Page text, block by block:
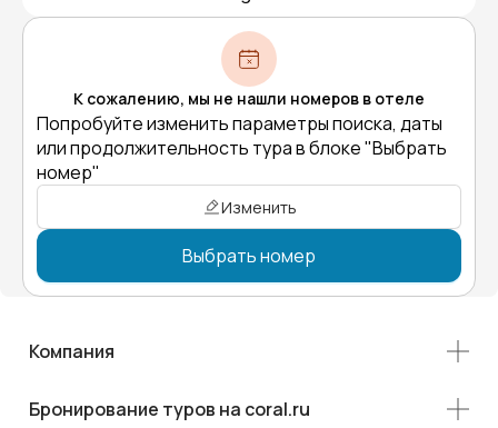
К сожалению, мы не нашли номеров в отеле
Попробуйте изменить параметры поиска, даты
или продолжительность тура в блоке "Выбрать
номер"
Изменить
Выбрать номер
Компания
Бронирование туров на coral.ru